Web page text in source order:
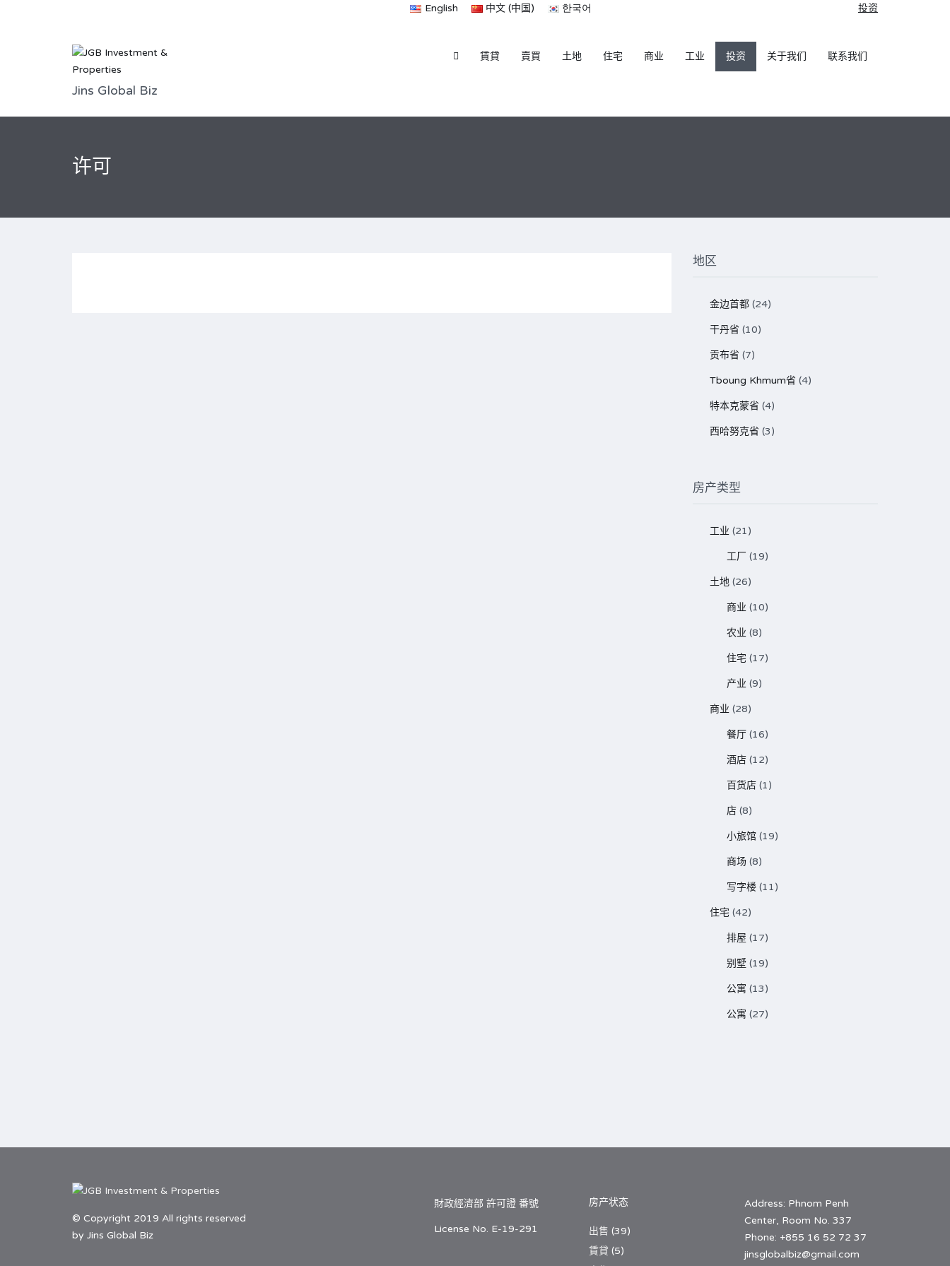
English 中文 (中国) 한국어 投资
Jins Global Biz
賃貸 賣買 土地 住宅 商业 工业 投资 关于我们 联系我们
许可
地区
金边首都(24)
干丹省 (10)
贡布省 (7)
Tboung Khmum省 (4)
特本克蒙省 (4)
西哈努克省 (3)
房产类型
工业 (21)
工厂 (19)
土地(26)
商业 (10)
农业 (8)
住宅 (17)
产业 (9)
商业 (28)
餐厅(16)
酒店(12)
百货店(1)
店(8)
小旅馆(19)
商场(8)
写字楼(11)
住宅 (42)
排屋 (17)
别墅(19)
公寓 (13)
公寓 (27)
© Copyright 2019 All rights reserved
by Jins Global Biz
財政經濟部 許可證 番號
License No. E-19-291
房产状态
出售 (39)
賃貸 (5)
Address: Phnom Penh
Center, Room No. 337
Phone: +855 16 52 72 37
jinsglobalbiz@gmail.com